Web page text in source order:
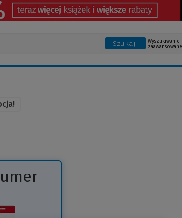
Szukaj
Wyszukiwanie
zaawansowane